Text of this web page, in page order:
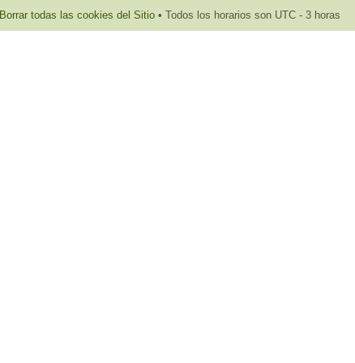
Borrar todas las cookies del Sitio • Todos los horarios son UTC - 3 horas